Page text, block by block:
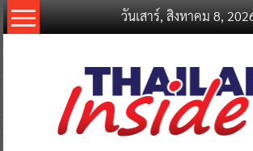
Skip
to
วันเสาร์, สิงหาคม 8,